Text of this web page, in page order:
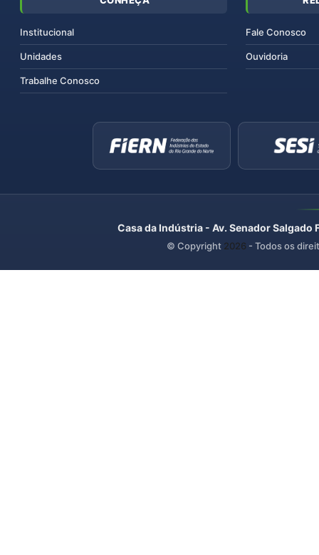
Institucional
Unidades
Trabalhe Conosco
Fale Conosco
Ouvidoria
Casa da Indústria - Av. Senador
© Copyright 2026 - Todos os